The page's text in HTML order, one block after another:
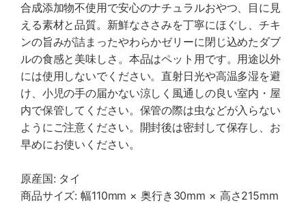
合成添加物不使用で安心のナチュラルおやつ、目に見
える素材と品質。新鮮なささみを丁寧にほぐし、チキ
ンの旨みが詰まったやわらかゼリーに閉じ込めたダブ
ルの食感と美味しさ。本品はペット用です。用途以外
には使用しないでください。直射日光や高温多湿を避
け、小児の手の届かない涼しく風通しの良い室内・屋
内で保管してください。保管の際は虫などが入らない
ようにご注意ください。開封後は密封して保存し、お
早めにお使いください。
原産国: タイ
商品サイズ: 幅110mm × 奥行き30mm × 高さ215mm